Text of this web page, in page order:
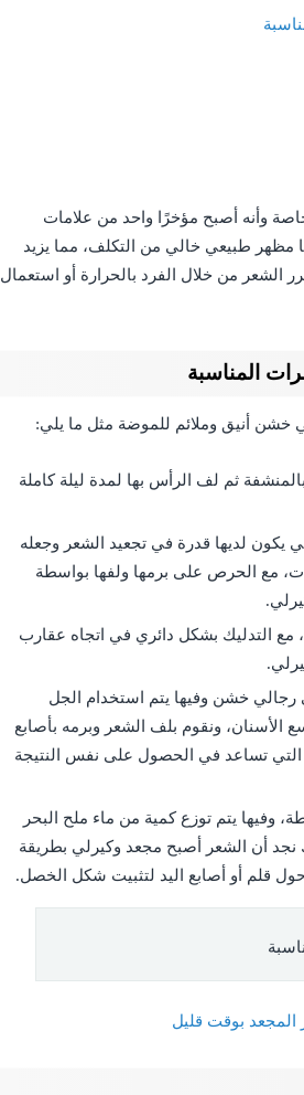
وأنه أصبح مؤخرًا واحد من علامات
مظهر طبيعي خالي من التكلف، مما يزيد
من خلال الفرد بالحرارة أو استعمال
المناسبة
أنيق وملائم للموضة مثل ما يلي:
ثم لف الرأس بها لمدة ليلة كاملة
يكون لديها قدرة في تجعيد الشعر وجعله
مع الحرص على برمها ولفها بواسطة
التدليك بشكل دائري في اتجاه عقارب
خشن وفيها يتم استخدام الجل
ونقوم بلف الشعر وبرمه بأصابع
التي تساعد في الحصول على نفس النتيجة
وفيها يتم توزع كمية من ماء ملح البحر
نجد أن الشعر أصبح مجعد وكيرلي بطريقة
قلم أو أصابع اليد لتثبيت شكل الخصل.
المجعد بوقت قليل